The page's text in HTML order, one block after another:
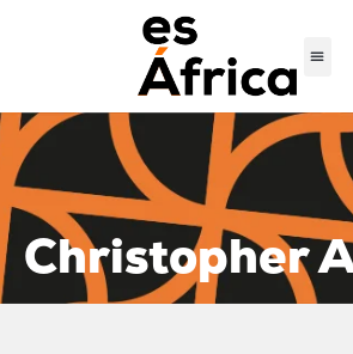
Christopher